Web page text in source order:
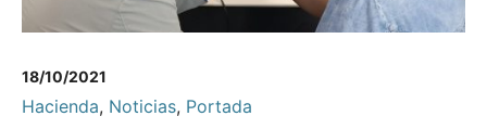
18/10/2021
Hacienda, Noticias, Portada